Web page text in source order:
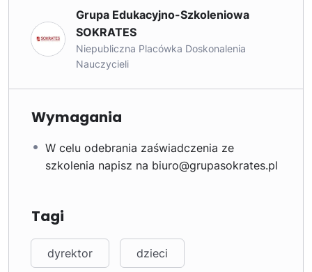
Grupa Edukacyjno-Szkoleniowa
SOKRATES
Niepubliczna Placówka Doskonalenia
Nauczycieli
Wymagania
W celu odebrania zaświadczenia ze
szkolenia napisz na biuro@grupasokrates.pl
Tagi
dyrektor dzieci